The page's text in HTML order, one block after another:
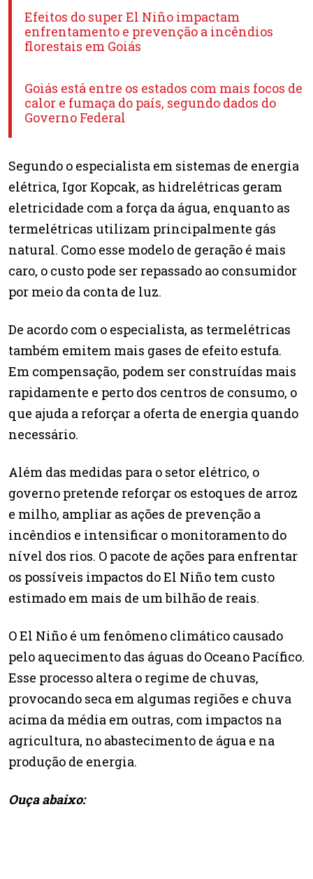
Efeitos do super El Niño impactam
enfrentamento e prevenção a incêndios
florestais em Goiás
Goiás está entre os estados com mais focos de
calor e fumaça do país, segundo dados do
Governo Federal
Segundo o especialista em sistemas de energia
elétrica, Igor Kopcak, as hidrelétricas geram
eletricidade com a força da água, enquanto as
termelétricas utilizam principalmente gás
natural. Como esse modelo de geração é mais
caro, o custo pode ser repassado ao consumidor
por meio da conta de luz.
De acordo com o especialista, as termelétricas
também emitem mais gases de efeito estufa.
Em compensação, podem ser construídas mais
rapidamente e perto dos centros de consumo, o
que ajuda a reforçar a oferta de energia quando
necessário.
Além das medidas para o setor elétrico, o
governo pretende reforçar os estoques de arroz
e milho, ampliar as ações de prevenção a
incêndios e intensificar o monitoramento do
nível dos rios. O pacote de ações para enfrentar
os possíveis impactos do El Niño tem custo
estimado em mais de um bilhão de reais.
O El Niño é um fenômeno climático causado
pelo aquecimento das águas do Oceano Pacífico.
Esse processo altera o regime de chuvas,
provocando seca em algumas regiões e chuva
acima da média em outras, com impactos na
agricultura, no abastecimento de água e na
produção de energia.
Ouça abaixo: